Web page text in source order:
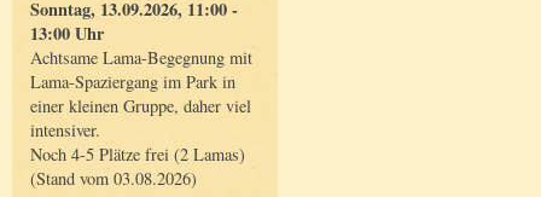
Sonntag, 13.09.2026, 11:00 -
13:00 Uhr
Achtsame Lama-Begegnung mit
Lama-Spaziergang im Park in
einer kleinen Gruppe, daher viel
intensiver.
Noch 4-5 Plätze frei (2 Lamas)
(Stand vom 03.08.2026)